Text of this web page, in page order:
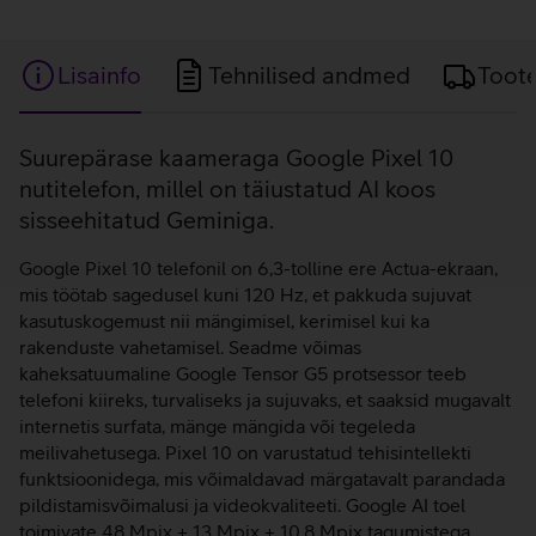
Lisainfo Tehnilised andmed
Lisainfo
Suurepärase kaameraga Google Pixel 10
nutitelefon, millel on täiustatud AI koos
sisseehitatud Geminiga.
Google Pixel 10 telefonil on 6,3-tolline ere Actua-ekraan,
mis töötab sagedusel kuni 120 Hz, et pakkuda sujuvat
kasutuskogemust nii mängimisel, kerimisel kui ka
rakenduste vahetamisel. Seadme võimas
kaheksatuumaline Google Tensor G5 protsessor teeb
telefoni kiireks, turvaliseks ja sujuvaks, et saaksid mugavalt
internetis surfata, mänge mängida või tegeleda
meilivahetusega. Pixel 10 on varustatud tehisintellekti
funktsioonidega, mis võimaldavad märgatavalt parandada
pildistamisvõimalusi ja videokvaliteeti. Google AI toel
toimivate 48 Mpix + 13 Mpix + 10.8 Mpix tagumistega